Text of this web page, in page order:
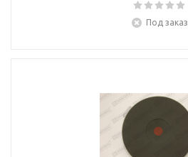
Под заказ